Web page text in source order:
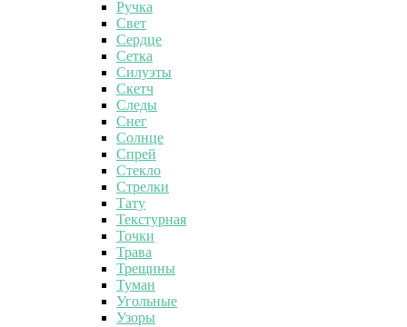
Ручка
Свет
Сердце
Сетка
Силуэты
Скетч
Следы
Снег
Солнце
Спрей
Стекло
Стрелки
Тату
Текстурная
Точки
Трава
Трещины
Туман
Угольные
Узоры